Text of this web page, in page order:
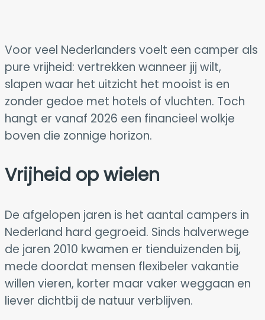
Voor veel Nederlanders voelt een camper als
pure vrijheid: vertrekken wanneer jij wilt,
slapen waar het uitzicht het mooist is en
zonder gedoe met hotels of vluchten. Toch
hangt er vanaf 2026 een financieel wolkje
boven die zonnige horizon.
Vrijheid op wielen
De afgelopen jaren is het aantal campers in
Nederland hard gegroeid. Sinds halverwege
de jaren 2010 kwamen er tienduizenden bij,
mede doordat mensen flexibeler vakantie
willen vieren, korter maar vaker weggaan en
liever dichtbij de natuur verblijven.